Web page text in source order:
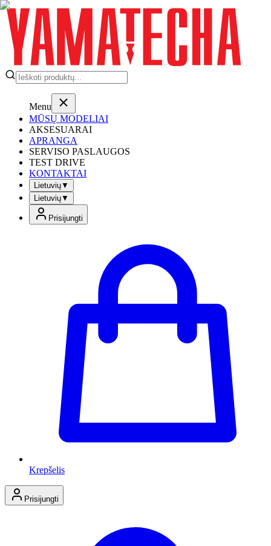
Menu
MŪSŲ MODELIAI
AKSESUARAI
APRANGA
SERVISO PASLAUGOS
TEST DRIVE
KONTAKTAI
Lietuvių▼
Lietuvių▼
Prisijungti
Krepšelis
Prisijungti